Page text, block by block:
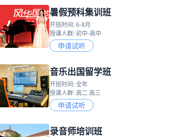
暑假预科集训班
开班时间: 6-8月
授课人群: 初中-高中
申请试听
音乐出国留学班
开班时间: 全年
授课人群: 高二 高三
申请试听
录音师培训班